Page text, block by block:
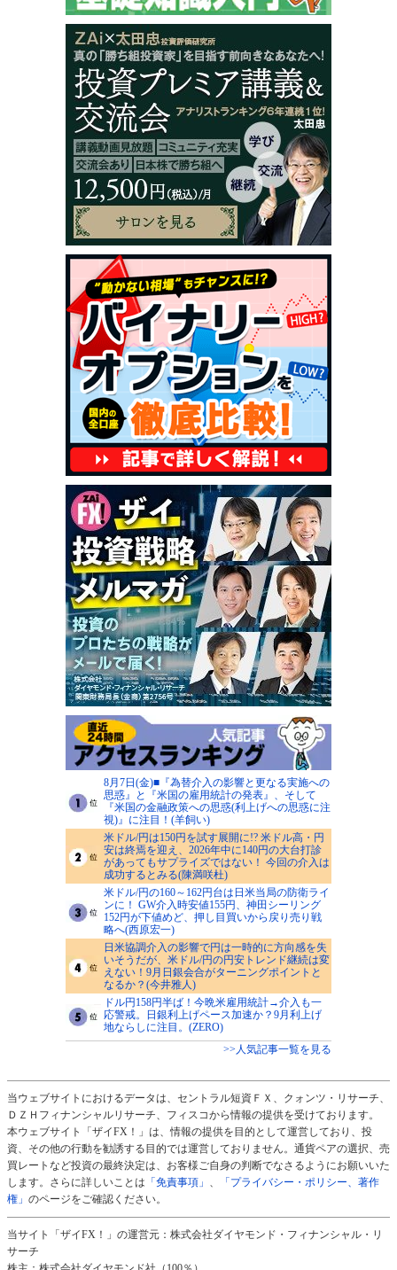
8月7日(金)■『為替介入の影響と更なる実施への
思惑』と『米国の雇用統計の発表』、そして
『米国の金融政策への思惑(利上げへの思惑に注
視)』に注目！(羊飼い)
米ドル/円は150円を試す展開に!? 米ドル高・円
安は終焉を迎え、2026年中に140円の大台打診
があってもサプライズではない！ 今回の介入は
成功するとみる(陳満咲杜)
米ドル/円の160～162円台は日米当局の防衛ライ
ンに！ GW介入時安値155円、神田シーリング
152円が下値めど、押し目買いから戻り売り戦
略へ(西原宏一)
日米協調介入の影響で円は一時的に方向感を失
いそうだが、米ドル/円の円安トレンド継続は変
えない！9月日銀会合がターニングポイントと
なるか？(今井雅人)
ドル円158円半ば！今晩米雇用統計→介入も一
応警戒。日銀利上げペース加速か？9月利上げ
地ならしに注目。(ZERO)
>>人気記事一覧を見る
当ウェブサイトにおけるデータは、セントラル短資ＦＸ、クォンツ・リサーチ、
ＤＺＨフィナンシャルリサーチ、フィスコから情報の提供を受けております。
本ウェブサイト「ザイFX！」は、情報の提供を目的として運営しており、投
資、その他の行動を勧誘する目的では運営しておりません。通貨ペアの選択、売
買レートなど投資の最終決定は、お客様ご自身の判断でなさるようにお願いいた
します。さらに詳しいことは 「免責事項」 、
「プライバシー・ポリシー、著作
権」 のページをご確認ください。
当サイト「ザイFX！」の運営元：株式会社ダイヤモンド・フィナンシャル・リ
サーチ